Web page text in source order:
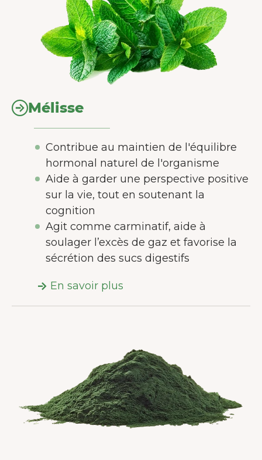
Mélisse
Contribue au maintien de l'équilibre
hormonal naturel de l'organisme
Aide à garder une perspective positive
sur la vie, tout en soutenant la
cognition
Agit comme carminatif, aide à
soulager l’excès de gaz et favorise la
sécrétion des sucs digestifs
En savoir plus